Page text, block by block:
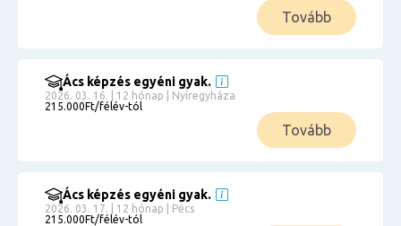
Tovább
Ács képzés egyéni gyak.
2026. 03. 16. | 12 hónap | Nyíregyháza
215.000Ft/félév-tól
Tovább
Ács képzés egyéni gyak.
2026. 03. 17. | 12 hónap | Pécs
215.000Ft/félév-tól